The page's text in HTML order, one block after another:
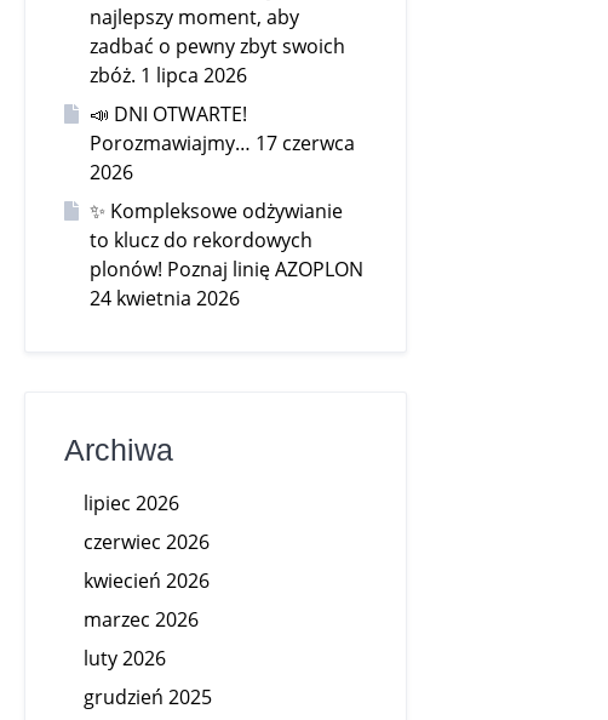
najlepszy moment, aby
zadbać o pewny zbyt swoich
zbóż. 1 lipca 2026
📣 DNI OTWARTE!
Porozmawiajmy… 17 czerwca
2026
✨ Kompleksowe odżywianie
to klucz do rekordowych
plonów! Poznaj linię AZOPLON
24 kwietnia 2026
Archiwa
lipiec 2026
czerwiec 2026
kwiecień 2026
marzec 2026
luty 2026
grudzień 2025